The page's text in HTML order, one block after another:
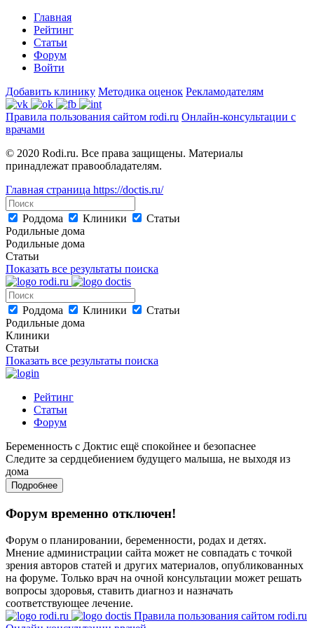
Главная
Рейтинг
Статьи
Форум
Войти
Добавить клинику Методика оценок Рекламодателям
Правила пользования сайтом rodi.ru Онлайн-консультации с
врачами
© 2020 Rodi.ru. Все права защищены. Материалы
принадлежат правообладателям.
Главная страница https://doctis.ru/
Роддома Клиники
Статьи
Родильные дома
Родильные дома
Статьи
Показать все результаты поиска
Роддома Клиники
Статьи
Родильные дома
Клиники
Статьи
Показать все результаты поиска
Рейтинг
Статьи
Форум
Беременность с Доктис ещё спокойнее и безопаснее
Следите за сердцебиением будущего малыша, не выходя из
дома
Подробнее
Форум временно отключен!
Форум о планировании, беременности, родах и детях.
Мнение администрации сайта может не совпадать с точкой
зрения авторов статей и других материалов, опубликованных
на форуме. Только врач на очной консультации может решать
вопросы здоровья, ставить диагноз и назначать
соответствующее лечение.
Правила пользования сайтом rodi.ru